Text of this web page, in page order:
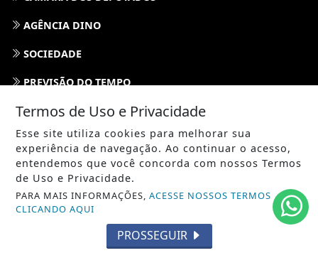
AGÊNCIA DINO
SOCIEDADE
PREVISÃO DO TEMPO
GERAL
HORÓSCOPO
SOCIAL NEWS
SPORT & SAÚDE
Termos de Uso e Privacidade
Esse site utiliza cookies para melhorar sua
experiência de navegação. Ao continuar o acesso,
entendemos que você concorda com nossos Termos
de Uso e Privacidade.
PARA MAIS INFORMAÇÕES,ACESSE NOSSOS TERMOS
CLICANDO AQUI
PROSSEGUIR